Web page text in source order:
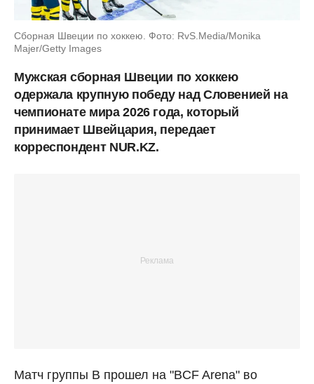
Сборная Швеции по хоккею. Фото: RvS.Media/Monika
Majer/Getty Images
Мужская сборная Швеции по хоккею
одержала крупную победу над Словенией на
чемпионате мира 2026 года, который
принимает Швейцария, передает
корреспондент NUR.KZ.
Матч группы В прошел на "BCF Arena" во